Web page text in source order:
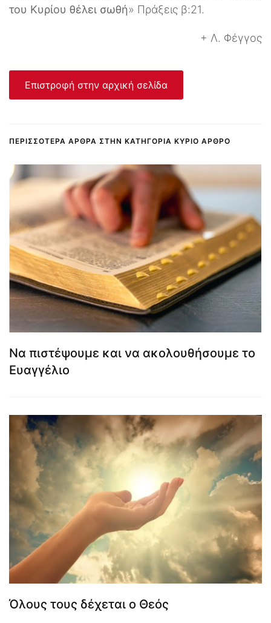
του Κυρίου θέλει σωθή» Πράξεις β:21.
+ Λ. Φέγγος
Επιστροφή στην αρχική σελίδα
ΠΕΡΙΣΣΌΤΕΡΑ ΆΡΘΡΑ ΣΤΗΝ ΚΑΤΗΓΟΡΊΑ ΚΎΡΙΟ ΆΡΘΡΟ
Να πιστέψουμε και να ακολουθήσουμε το
Ευαγγέλιο
Όλους τους δέχεται ο Θεός